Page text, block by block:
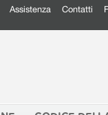
Assistenza Contatti